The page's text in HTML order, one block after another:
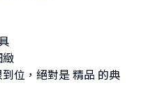
位，絕對是 精品 的典